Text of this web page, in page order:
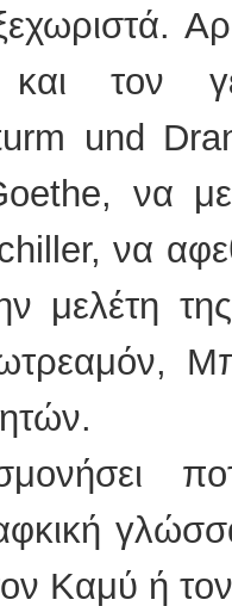
και τον
und
να
να
μελέτη
Καμύ ή